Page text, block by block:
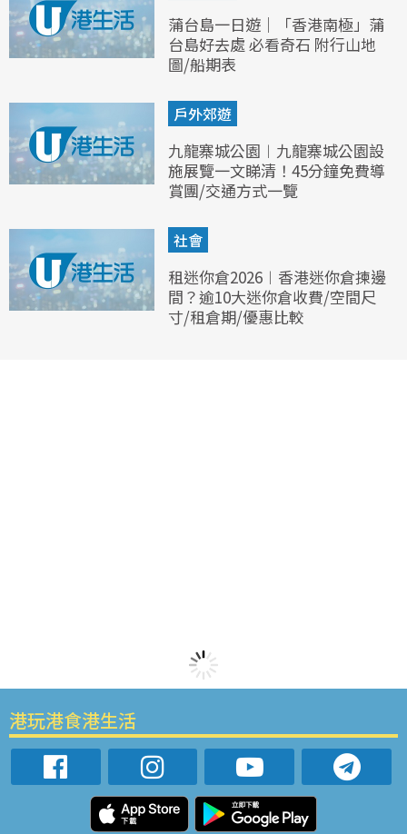
蒲台島一日遊｜「香港南極」蒲
台島好去處 必看奇石 附行山地
圖/船期表
戶外郊遊
九龍寨城公園︱九龍寨城公園設
施展覽一文睇清！45分鐘免費導
賞團/交通方式一覽
社會
租迷你倉2026︱香港迷你倉揀邊
間？逾10大迷你倉收費/空間尺
寸/租倉期/優惠比較
港玩港食港生活